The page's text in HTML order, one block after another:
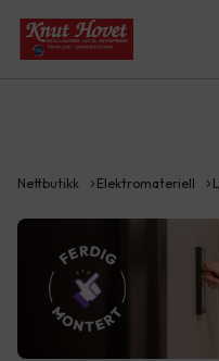
Nettbutikk Elektromateriell